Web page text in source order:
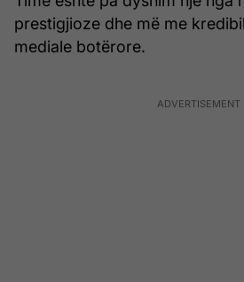
prestigjioze dhe më me
mediale botërore.